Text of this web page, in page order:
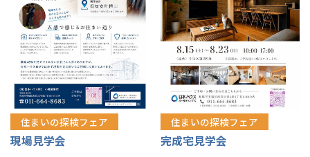
住まいの探検フェア
現場見学会
住まいの探検フェア
完成宅見学会
北海道
札幌
道央
道北
東北
青森
秋田
甲信越・北陸
新潟
関東
北海道
札幌
札幌
小樽
道央
苫小牧千歳
小樽
道北
東北
青森県
八戸
青森
秋田県
秋田
甲信越・北陸
新潟県
長岡
関東